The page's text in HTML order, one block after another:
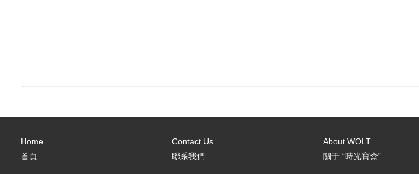
Home
首頁
Contact Us
聯系我們
About WOLT
關于 “時光寶盒”